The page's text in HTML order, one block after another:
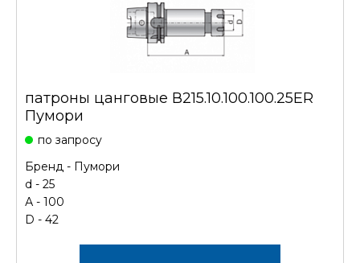
патроны цанговые В215.10.100.100.25ER
Пумори
по запросу
Бренд - Пумори
d - 25
А - 100
D - 42